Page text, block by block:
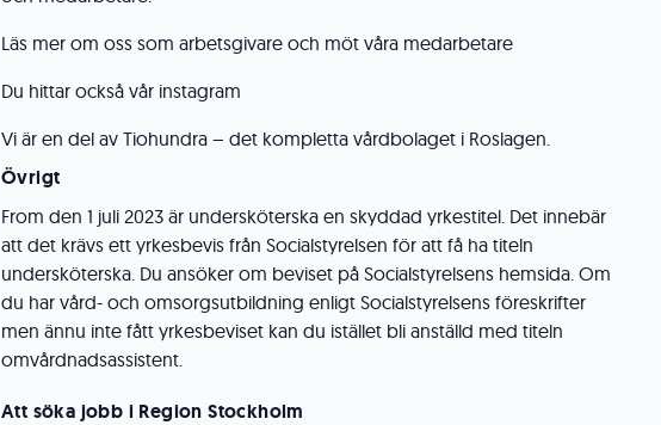
Läs mer om oss som arbetsgivare och möt våra medarbetare
Du hittar också vår instagram
Vi är en del av Tiohundra – det kompletta vårdbolaget i Roslagen.
Övrigt
From den 1 juli 2023 är undersköterska en skyddad yrkestitel. Det innebär
att det krävs ett yrkesbevis från Socialstyrelsen för att få ha titeln
undersköterska. Du ansöker om beviset på Socialstyrelsens hemsida. Om
du har vård- och omsorgsutbildning enligt Socialstyrelsens föreskrifter
men ännu inte fått yrkesbeviset kan du istället bli anställd med titeln
omvårdnadsassistent.
Att söka jobb i Region Stockholm